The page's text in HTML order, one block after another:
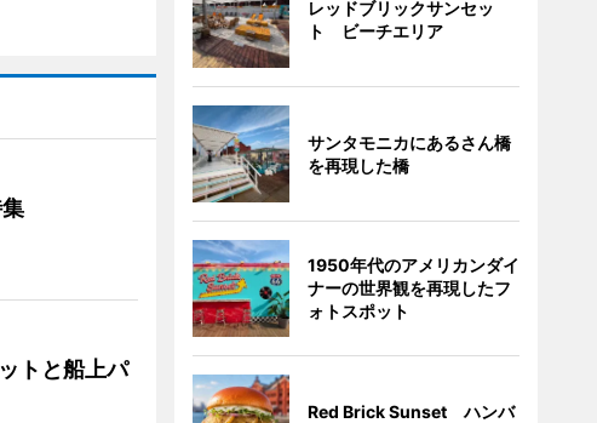
集
トと船上パ
レッドブリックサンセッ
ト ビーチエリア
サンタモニカにあるさん橋
を再現した橋
1950年代のアメリカンダイ
ナーの世界観を再現したフ
ォトスポット
Red Brick Sunset ハンバ